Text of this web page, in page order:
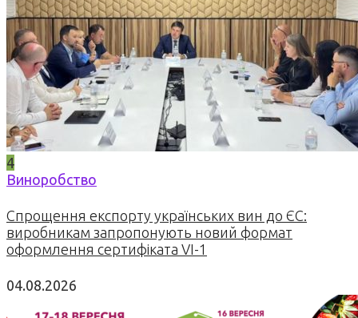
4
Виноробство
Спрощення експорту українських вин до ЄС:
виробникам запропонують новий формат
оформлення сертифіката VI-1
04.08.2026